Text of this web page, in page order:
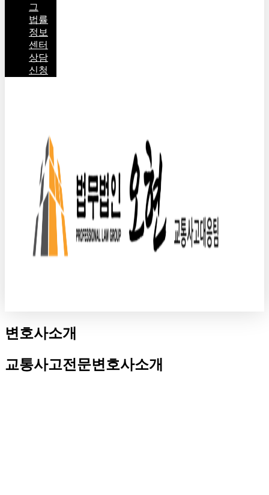
그
법률
정보
센터
상담
신청
변호사소개
교통사고전문변호사소개